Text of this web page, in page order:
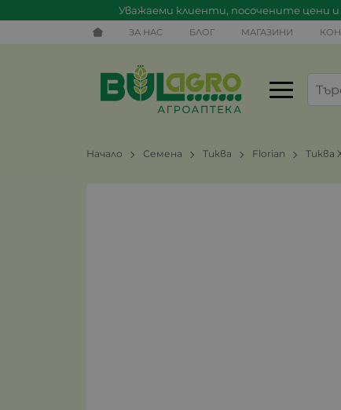
Уважаеми клиенти, посочените цени
ЗА НАС БЛОГ МАГАЗИНИ
Начало Семена Тиква Florian Тиква